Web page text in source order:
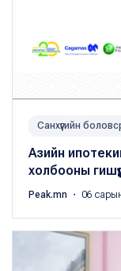
Санхүүгийн
Азийн
холбооны
Peak.mn ・ 06